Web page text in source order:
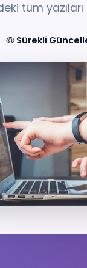
tüm
Sürekli